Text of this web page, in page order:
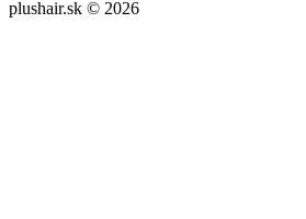
plushair.sk © 2026